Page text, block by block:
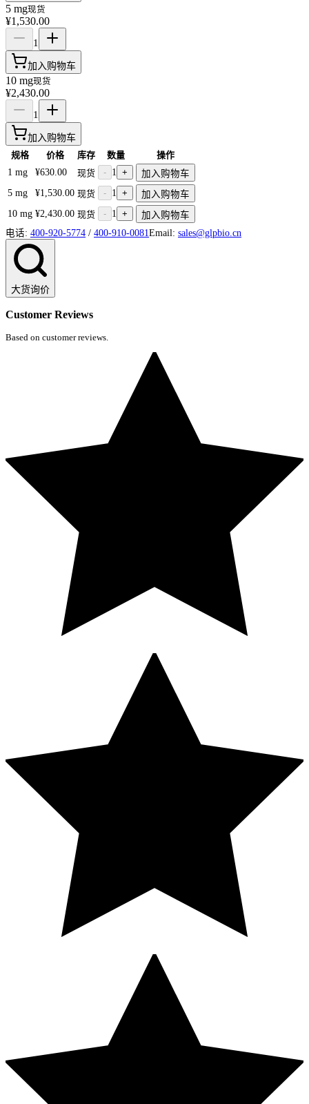
5 mg现货
¥1,530.00
1
加入购物车
10 mg现货
¥2,430.00
1
加入购物车
规格 价格 库存 数量
操作
1 mg
¥630.00 现货 - 1 +
加入购物车
5 mg
¥1,530.00 现货 - 1 +
加入购物车
10 mg ¥2,430.00 现货 - 1 +
加入购物车
电话: 400-920-5774 / 400-910-0081 Email: sales@glpbio.cn
大货询价
Customer Reviews
Based on customer reviews.